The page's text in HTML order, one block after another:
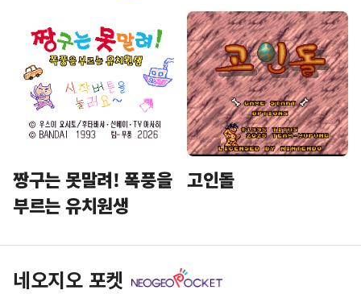
짱구는 못말려! 폭풍을
부르는 유치원생
고인돌
네오지오 포켓